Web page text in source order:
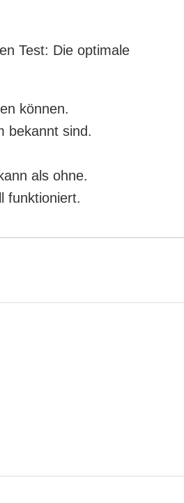
Test: Die optimale
können.
bekannt sind.
als ohne.
funktioniert.